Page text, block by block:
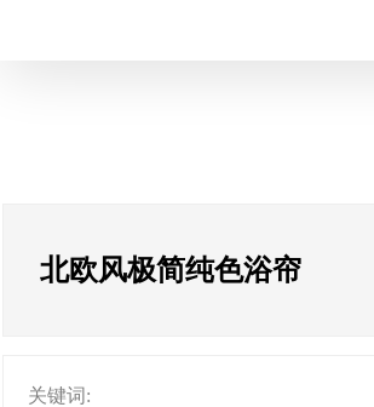
北欧风极简纯色浴帘
关键词: